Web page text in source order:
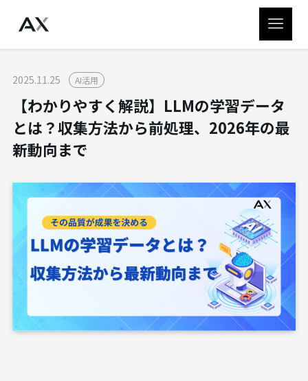
2025.11.25 AI活用
【わかりやすく解説】LLMの学習データ
とは？収集方法から前処理、2026年の最
新動向まで